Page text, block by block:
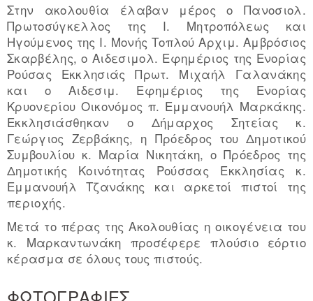
Στην ακολουθία έλαβαν μέρος ο Πανοσιολ.
Πρωτοσύγκελλος της Ι. Μητροπόλεως και
Ηγούμενος της Ι. Μονής Τοπλού Αρχιμ. Αμβρόσιος
Σκαρβέλης, ο Αιδεσιμολ. Εφημέριος της Ενορίας
Ρούσας Εκκλησιάς Πρωτ. Μιχαήλ Γαλανάκης
και ο Αιδεσιμ. Εφημέριος της Ενορίας
Κρυονερίου Οικονόμος π. Εμμανουήλ Μαρκάκης.
Εκκλησιάσθηκαν ο Δήμαρχος Σητείας κ.
Γεώργιος Ζερβάκης, η Πρόεδρος του Δημοτικού
Συμβουλίου κ. Μαρία Νικητάκη, ο Πρόεδρος της
Δημοτικής Κοινότητας Ρούσσας Εκκλησίας κ.
Εμμανουήλ Τζανάκης και αρκετοί πιστοί της
περιοχής.
Μετά το πέρας της Ακολουθίας η οικογένεια του
κ. Μαρκαντωνάκη προσέφερε πλούσιο εόρτιο
κέρασμα σε όλους τους πιστούς.